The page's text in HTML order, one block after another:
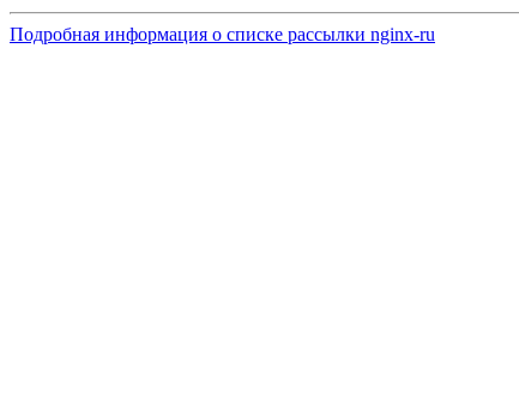
Подробная информация о списке рассылки nginx-ru